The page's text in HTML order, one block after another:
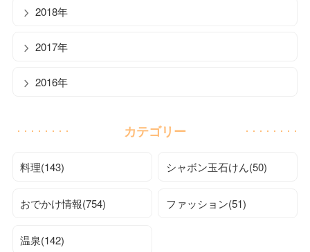
2018年
2017年
2016年
カテゴリー
料理(143) シャボン玉石けん(50)
おでかけ情報(754) ファッション(51)
温泉(142)